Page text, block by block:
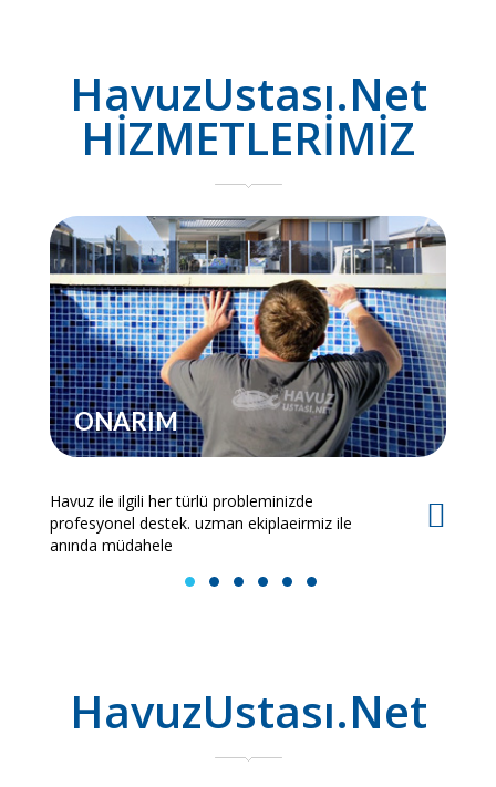
HavuzUstası.Net
HİZMETLERİMİZ
ONARIM
Havuz ile ilgili her türlü probleminizde
profesyonel destek. uzman ekiplaeirmiz ile
anında müdahele
1 2 3 4 5 6
HavuzUstası.Net